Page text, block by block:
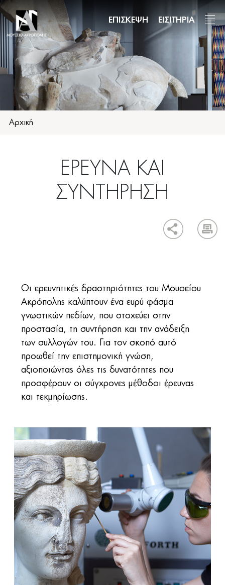
Παράκαμψη
προς
το
κυρίως
περιεχόμενο
ΕΠΙΣΚΕΨΗ ΕΙΣΙΤΗΡΙΑ
Αρχική
ΕΡΕΥΝΑ ΚΑΙ
ΣΥΝΤΗΡΗΣΗ
Οι ερευνητικές δραστηριότητες του Μουσείου
Ακρόπολης καλύπτουν ένα ευρύ φάσμα
γνωστικών πεδίων, που στοχεύει στην
προστασία, τη συντήρηση και την ανάδειξη
των συλλογών του. Για τον σκοπό αυτό
προωθεί την επιστημονική γνώση,
αξιοποιώντας όλες τις δυνατότητες που
προσφέρουν οι σύγχρονες μέθοδοι έρευνας
και τεκμηρίωσης.